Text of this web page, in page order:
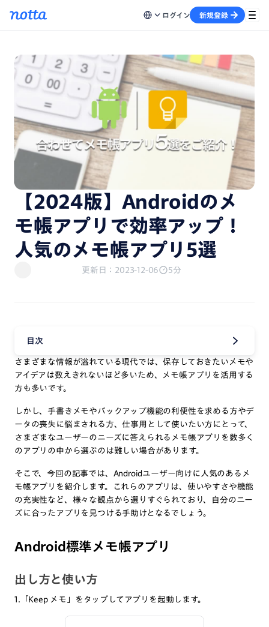
ログイン 新規登録
【2024版】Androidのメ
モ帳アプリで効率アップ！
人気のメモ帳アプリ5選
更新日：2023-12-06 5分
目次
さまざまな情報が溢れている現代では、保存しておきたいメモや
アイデアは数えきれないほど多いため、メモ帳アプリを活用する
方も多いです。
しかし、手書きメモやバックアップ機能の利便性を求める方やデ
ータの喪失に悩まされる方、仕事用として使いたい方にとって、
さまざまなユーザーのニーズに答えられるメモ帳アプリを数多く
のアプリの中から選ぶのは難しい場合があります。
そこで、今回の記事では、Androidユーザー向けに人気のあるメ
モ帳アプリを紹介します。これらのアプリは、使いやすさや機能
の充実性など、様々な観点から選りすぐられており、自分のニー
ズに合ったアプリを見つける手助けとなるでしょう。
Android標準メモ帳アプリ
出し方と使い方
1.「Keep メモ」をタップしてアプリを起動します。